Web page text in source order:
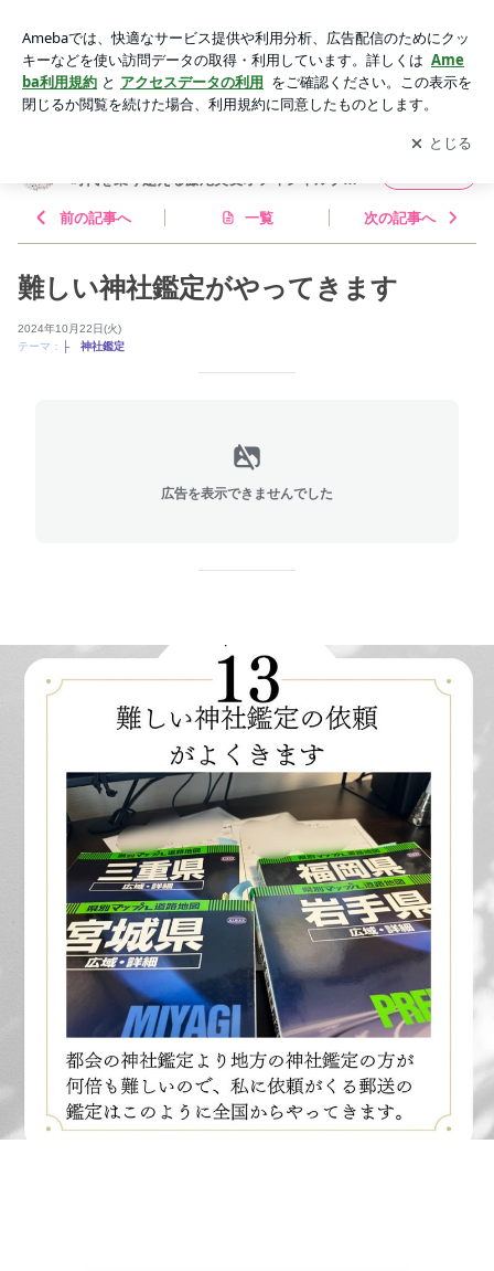
思考で大波乱の時代を乗り越える藤尾美友オフィシャルブログ
アプリをダウンロードして ブログの更新通知
を受け取りまし
ょう。
開く
時代を乗り越える藤尾美友オフィシャルブロ
前の記事へ 一覧 次の記事へ
難しい神社鑑定がやってきます
2024年10月22日(火)
テーマ：
├ 神社鑑定
広告を表示できませんでした